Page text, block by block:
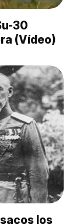
30
(Vídeo)
los